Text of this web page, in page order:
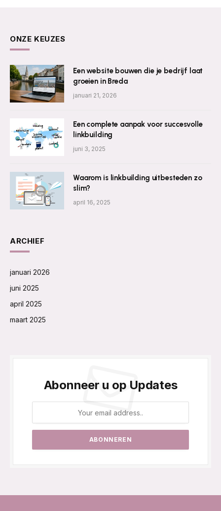
ONZE KEUZES
Een website bouwen die je bedrijf laat
groeien in Breda
januari 21, 2026
Een complete aanpak voor succesvolle
linkbuilding
juni 3, 2025
Waarom is linkbuilding uitbesteden zo
slim?
april 16, 2025
ARCHIEF
januari 2026
juni 2025
april 2025
maart 2025
Abonneer u op Updates